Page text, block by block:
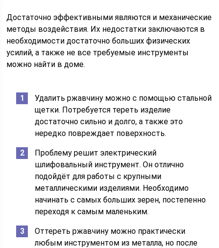
Достаточно эффективными являются и механические
методы воздействия. Их недостатки заключаются в
необходимости достаточно больших физических
усилий, а также не все требуемые инструменты
можно найти в доме.
Удалить ржавчину можно с помощью стальной
щетки. Потребуется тереть изделие
достаточно сильно и долго, а также это
нередко повреждает поверхность.
Проблему решит электрический
шлифовальный инструмент. Он отлично
подойдёт для работы с крупными
металлическими изделиями. Необходимо
начинать с самых больших зерен, постепенно
переходя к самым маленьким.
Оттереть ржавчину можно практически
любым инструментом из металла, но после